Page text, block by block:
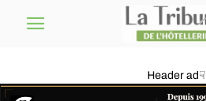
Header ad☟